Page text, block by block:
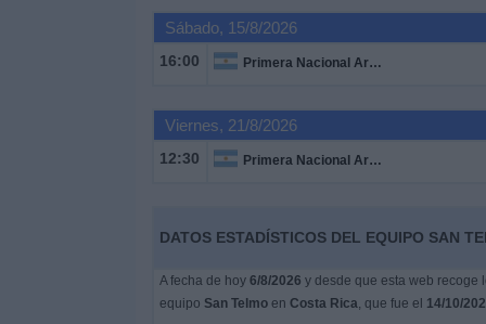
Sábado, 15/8/2026
16:00 Primera Nacional Argentina
Viernes, 21/8/2026
12:30 Primera Nacional Argentina
DATOS ESTADÍSTICOS DEL EQUIPO SAN
A fecha de hoy 6/8/2026 y desde que esta web recoge
equipo San Telmoen Costa Rica, que fue el 14/10/